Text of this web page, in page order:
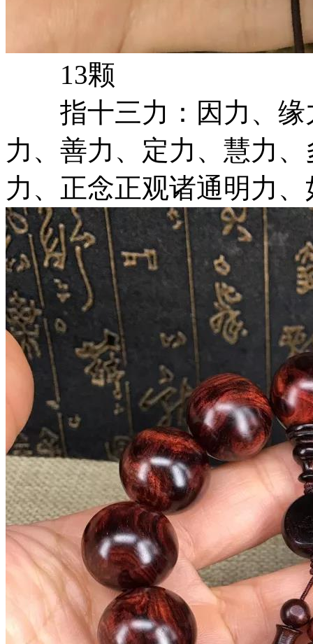
13颗
指十三力：因力、缘
力、善力、定力、慧力
力、正念正观诸通明力